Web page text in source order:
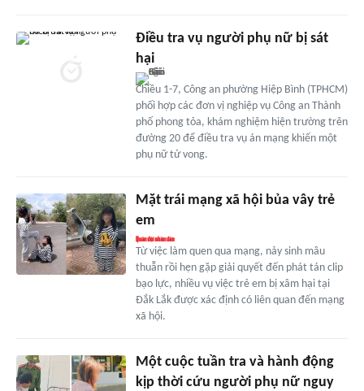
Điều tra vụ người phụ nữ bị sát
hại
Chiều 1-7, Công an phường Hiệp Bình (TPHCM)
phối hợp các đơn vị nghiệp vụ Công an Thành
phố phong tỏa, khám nghiệm hiện trường trên
đường 20 để điều tra vụ án mạng khiến một
phụ nữ tử vong.
Mặt trái mạng xã hội bủa vây trẻ
em
Từ việc làm quen qua mạng, nảy sinh mâu
thuẫn rồi hẹn gặp giải quyết đến phát tán clip
bạo lực, nhiều vụ việc trẻ em bị xâm hại tại
Đắk Lắk được xác định có liên quan đến mạng
xã hội.
Một cuộc tuần tra và hành động
kịp thời cứu người phụ nữ nguy